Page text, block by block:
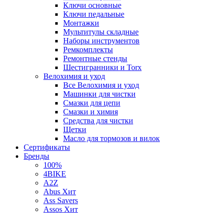
Ключи основные
Ключи педальные
Монтажки
Мультитулы складные
Наборы инструментов
Ремкомплекты
Ремонтные стенды
Шестигранники и Torx
Велохимия и уход
Все Велохимия и уход
Машинки для чистки
Смазки для цепи
Смазки и химия
Средства для чистки
Щетки
Масло для тормозов и вилок
Сертификаты
Бренды
100%
4BIKE
A2Z
Abus Хит
Ass Savers
Assos Хит